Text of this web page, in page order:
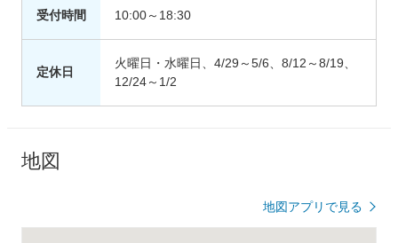
受付時間 10:00～18:30
定休日
火曜日・水曜日、4/29～5/6、8/12～8/19、
12/24～1/2
地図
地図アプリで見る